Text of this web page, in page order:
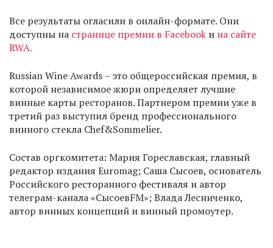
Все результаты огласили в онлайн-формате. Они
доступны на странице премии в Facebook и на сайте
RWA.
Russian Wine Awards – это общероссийская премия, в
которой независимое жюри определяет лучшие
винные карты ресторанов. Партнером премии уже в
третий раз выступил бренд профессионального
винного стекла Chef&Sommelier.
Состав оргкомитета: Мария Гореславская, главный
редактор издания Euromag; Саша Сысоев, основатель
Российского ресторанного фестиваля и автор
телеграм-канала «СысоевFM»; Влада Лесниченко,
автор винных концепций и винный промоутер.